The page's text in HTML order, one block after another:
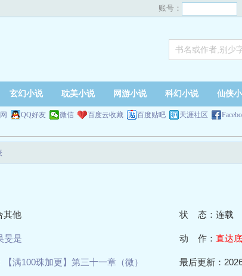
账号：
玄幻小说 耽美小说 网游小说 科幻小说 仙侠
QQ好友 微信 百度云收藏 百度贴吧 天涯社区
其他 状 态：连载
旻是 动 作： 直达
【满100珠加更】第三十一章（微） 最后更新：